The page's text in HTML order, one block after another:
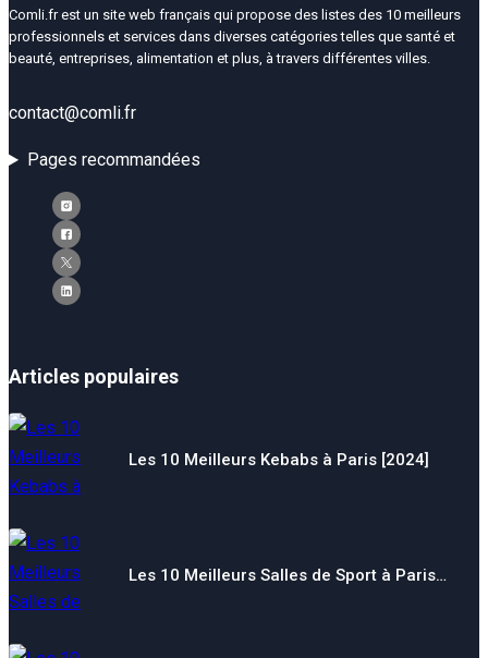
Comli.fr est un site web français qui propose des listes des 10 meilleurs
professionnels et services dans diverses catégories telles que santé et
beauté, entreprises, alimentation et plus, à travers différentes villes.
contact@comli.fr
Pages recommandées
Articles populaires
Les 10 Meilleurs Kebabs à Paris [2024]
Les 10 Meilleurs Salles de Sport à Paris…